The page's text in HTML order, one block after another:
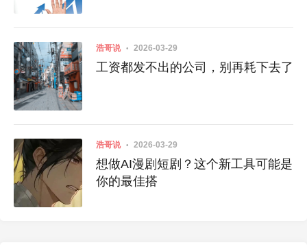
浩哥说 2026-03-29
工资都发不出的公司，别再耗下去了
浩哥说 2026-03-29
想做AI漫剧短剧？这个新工具可能是
你的最佳搭